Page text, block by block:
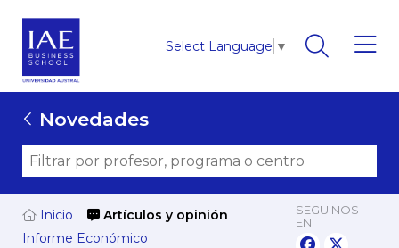
Select Language ▼
Novedades
Inicio
Artículos y opinión
Informe Económico
SEGUINOS
EN